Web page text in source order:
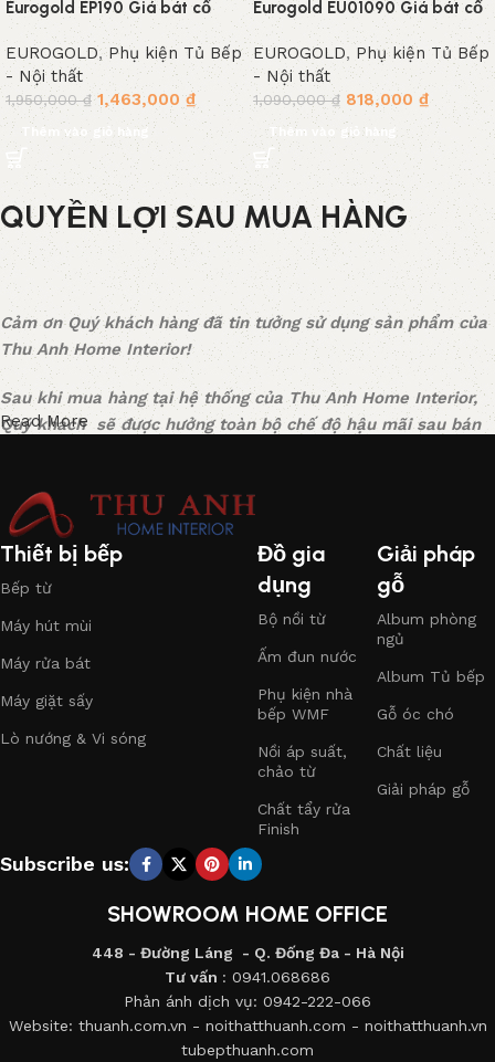
Eurogold EP190 Giá bát cố
định inox 304 chữ V
EUROGOLD,Phụ kiện Tủ Bếp
- Nội thất
1,950,000₫ 1,463,000₫
Thêm vào giỏ hàng
Eurogold EU01090 Giá bát cố
định chữ V tủ trên
EUROGOLD, Phụ kiện Tủ Bếp
- Nội thất
1,090,000₫ 818,000 ₫
Thêm vào giỏ hàng
QUYỀN LỢI SAU MUA HÀNG
Cảm ơn Quý khách hàng đã tin tưởng sử dụng sản phẩm của
Thu Anh Home Interior!
Sau khi mua hàng tại hệ thống của Thu Anh Home Interior,
Quý khách sẽ được hưởng toàn bộ chế độ hậu mãi sau bán
tổng đài CSKH: 0941-068686
I. CHẾ ĐỘ CHĂM SÓC KHÁCH HÀNG
- Khi giao sản phẩm cho khách hàng, nhân viên kỹ thuật sẽ
giao cho khách hàng sổ bảo hành và bản hướng dẫn sử dụng.
- Sau khi lắp đặt sản phẩm và khách hàng hoàn thành việc
thanh toán thì nhân viên chăm sóc khách hàng của công ty
sẽ gọi trực tiếp liên lạc với khách hàng từ tổng đài0942-
+ Lần thứ 1: Nhân viên chăm sóc khách hàng sẽ liên lạc với
đặt sản phẩm với 2 nội dung chính trao đổi với khách hàng là:
chất lượng dịch vụ và chất lượng sản phẩm.
: Nhân viên CSKH sẽ liên lạc với khách hàng sau
12 tháng với nội dung chính là khách hàng đánh giá chất
lượng sản phẩm của công ty và những vấn đề khách hàng
Read More
Thiết bị bếp
Bếp từ
Máy hút mùi
Máy rửa bát
Máy giặt sấy
Lò nướng & Vi sóng
Đồ gia
dụng
Bộ nồi từ
Ấm đun nước
Phụ kiện nhà
bếp WMF
Nồi áp suất,
chảo từ
Chất tẩy rửa
Finish
Giải pháp
gỗ
Album phòng
ngủ
Album Tủ bếp
Gỗ óc chó
Chất liệu
Giải pháp gỗ
Subscribe us:
SHOWROOM HOME OFFICE
448 - Đường Láng - Q. Đống Đa - Hà Nội
Tư vấn : 0941.068686
Phản ánh dịch vụ: 0942-222-066
Website: thuanh.com.vn - noithatthuanh.com - noithatthuanh.vn
tubepthuanh.com